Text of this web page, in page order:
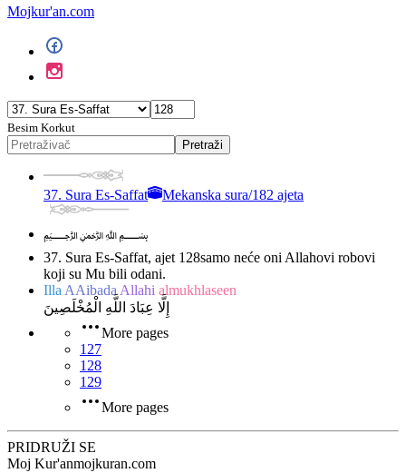
Mojkur'an.com
Besim Korkut
Pretraži
37. Sura Es-Saffat Mekanska sura/182 ajeta
﷽
37. Sura Es-Saffat, ajet 128samo neće oni Allahovi robovi
koji su Mu bili odani.
Illa AAibadaAllahi almukhlaseen
إِلَّا عِبَادَ اللَّهِ الْمُخْلَصِينَ
More pages
127
128
129
More pages
PRIDRUŽI SE
Moj Kur'anmojkuran.com